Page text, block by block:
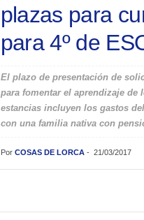
plazas para
para 4º de
El plazo de presentación de
para fomentar el aprendizaje de
estancias incluyen los gastos
con una familia nativa con
Por COSAS DE LORCA- 21/03/2017